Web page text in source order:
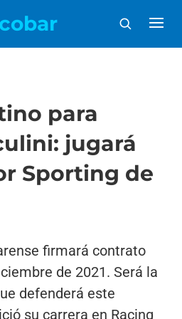
para
jugará
Sporting de
firmará contrato
de 2021. Será la
defenderá este
su carrera en Racing